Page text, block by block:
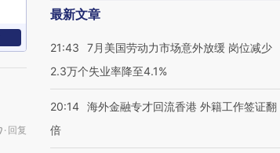
· 回复
最新文章
21:43
7月美国劳动力市场意外放缓 岗位减少
2.3万个失业率降至4.1%
20:14 海外金融专才回流香港 外籍工作签证翻
倍